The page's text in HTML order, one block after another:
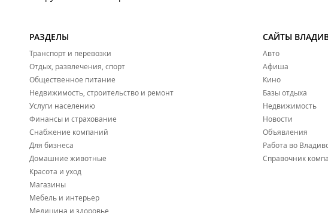
РАЗДЕЛЫ
Транспорт и перевозки
Отдых, развлечения, спорт
Общественное питание
Недвижимость, строительство и ремонт
Услуги населению
Финансы и страхование
Снабжение компаний
Для бизнеса
Домашние животные
Красота и уход
Магазины
Мебель и интерьер
Медицина и здоровье
САЙТЫ
Авто
Афиша
Кино
Базы отдыха
Недвижимость
Новости
Объявления
Работа во
Справочник